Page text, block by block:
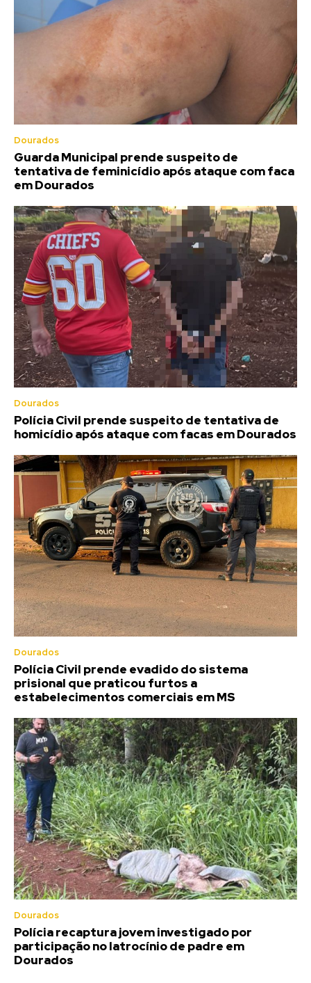
Dourados
Guarda Municipal prende suspeito de
tentativa de feminicídio após ataque com faca
em Dourados
Dourados
Polícia Civil prende suspeito de tentativa de
homicídio após ataque com facas em Dourados
Dourados
Polícia Civil prende evadido do sistema
prisional que praticou furtos a
estabelecimentos comerciais em MS
Dourados
Polícia recaptura jovem investigado por
participação no latrocínio de padre em
Dourados